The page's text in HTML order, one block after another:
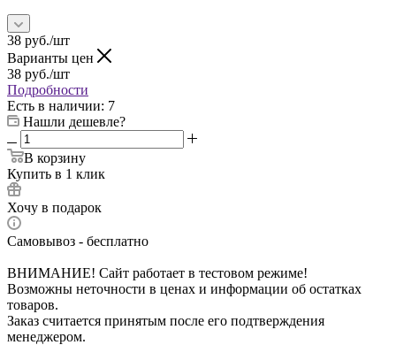
38 руб./шт
Варианты цен
38 руб./шт
Подробности
Есть в наличии: 7
Нашли дешевле?
В корзину
Купить в 1 клик
Хочу в подарок
Самовывоз - бесплатно
ВНИМАНИЕ! Сайт работает в тестовом режиме!
Возможны неточности в ценах и информации об остатках
товаров.
Заказ считается принятым после его подтверждения
менеджером.